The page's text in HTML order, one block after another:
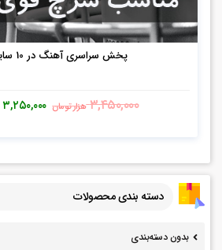
پخش سراسری آهنگ در 10 سایت معتبر
۳,۴۵۰,۰۰۰ هزار تومان ۳,۲۵۰,۰۰۰
دسته بندی محصولات
بدون دسته‌بندی